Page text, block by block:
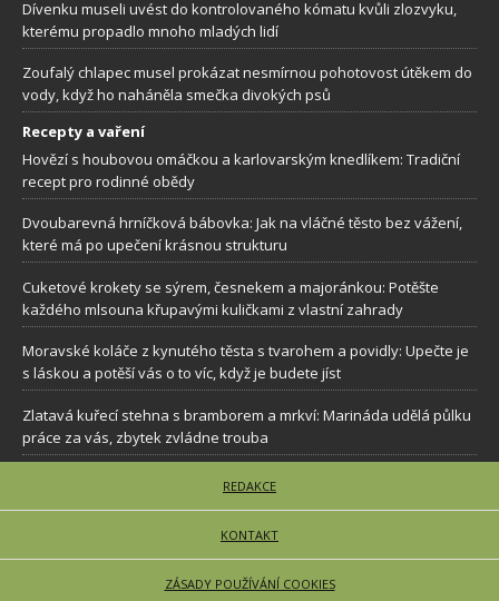
Dívenku museli uvést do kontrolovaného kómatu kvůli zlozvyku,
kterému propadlo mnoho mladých lidí
Zoufalý chlapec musel prokázat nesmírnou pohotovost útěkem do
vody, když ho naháněla smečka divokých psů
Recepty a vaření
Hovězí s houbovou omáčkou a karlovarským knedlíkem: Tradiční
recept pro rodinné obědy
Dvoubarevná hrníčková bábovka: Jak na vláčné těsto bez vážení,
které má po upečení krásnou strukturu
Cuketové krokety se sýrem, česnekem a majoránkou: Potěšte
každého mlsouna křupavými kuličkami z vlastní zahrady
Moravské koláče z kynutého těsta s tvarohem a povidly: Upečte je
s láskou a potěší vás o to víc, když je budete jíst
Zlatavá kuřecí stehna s bramborem a mrkví: Marináda udělá půlku
práce za vás, zbytek zvládne trouba
REDAKCE
KONTAKT
ZÁSADY POUŽÍVÁNÍ COOKIES